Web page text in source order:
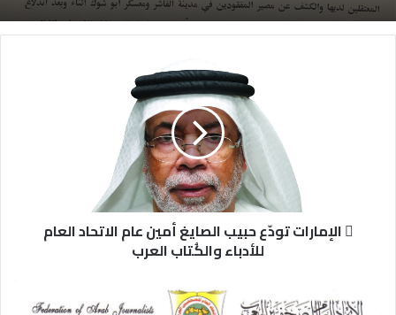
 الإمارات تودّع حبيب الصايغ أمين عام الاتحاد العام
للأدباء والكُتاب العرب